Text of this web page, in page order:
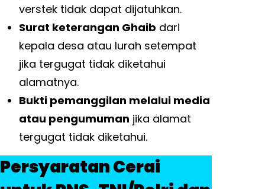
verstek tidak dapat dijatuhkan.
Surat keterangan Ghaib dari
kepala desa atau lurah setempat
jika tergugat tidak diketahui
alamatnya.
Bukti pemanggilan melalui media
atau pengumuman jika alamat
tergugat tidak diketahui.
Persyaratan Cerai